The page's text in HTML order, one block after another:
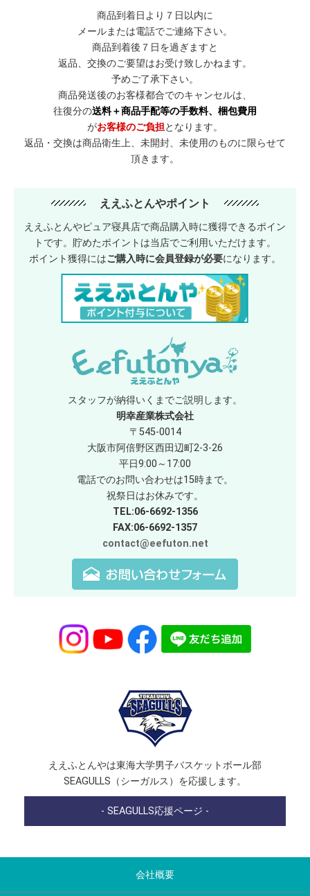
商品到着日より７日以内に
メールまたは電話でご連絡下さい。
商品到着後７日を過ぎますと
返品、交換のご要望はお受け致しかねます。
予めご了承下さい。
商品発送後のお客様都合でのキャンセルは、
往復分の送料＋商品手配等の手数料、梱包費用
がお客様のご負担となります。
返品・交換は商品衛生上、未開封、未使用のものに限らせて
頂きます。
ええふとんやポイント
ええふとんやピュア寝具店で商品購入時に獲得できるポイン
トです。貯めたポイントは当店でご利用いただけます。
ポイント獲得にはご購入時に会員登録が必要になります。
スタッフが納得いくまでご説明します。
明幸産業株式会社
〒545-0014
大阪市阿倍野区西田辺町2-3-26
平日9:00～17:00
電話でのお問い合わせは15時まで。
祝祭日はお休みです。
TEL:06-6692-1356
FAX:06-6692-1357
contact@eefuton.net
ええふとんやは東海大学男子バスケットボール部
SEAGULLS（シーガルス）を応援します。
- SEAGULLS応援ページ -
会社概要